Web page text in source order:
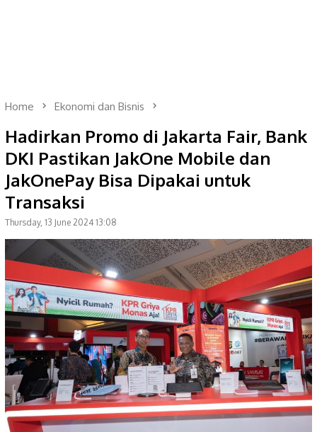
Home Ekonomi dan Bisnis
Hadirkan Promo di Jakarta Fair, Bank
DKI Pastikan JakOne Mobile dan
JakOnePay Bisa Dipakai untuk
Transaksi
Thursday, 13 June 2024 13:08